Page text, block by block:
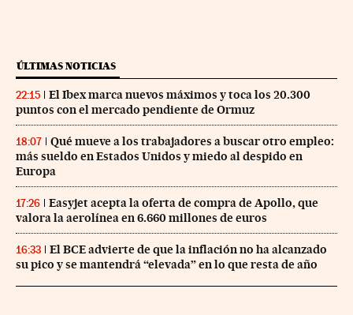
ÚLTIMAS NOTICIAS
22:15
El Ibex marca nuevos máximos y toca los 20.300
puntos con el mercado pendiente de Ormuz
18:07
Qué mueve a los trabajadores a buscar otro empleo:
más sueldo en Estados Unidos y miedo al despido en
Europa
17:26
Easyjet acepta la oferta de compra de Apollo, que
valora la aerolínea en 6.660 millones de euros
16:33
El BCE advierte de que la inflación no ha alcanzado
su pico y se mantendrá “elevada” en lo que resta de año